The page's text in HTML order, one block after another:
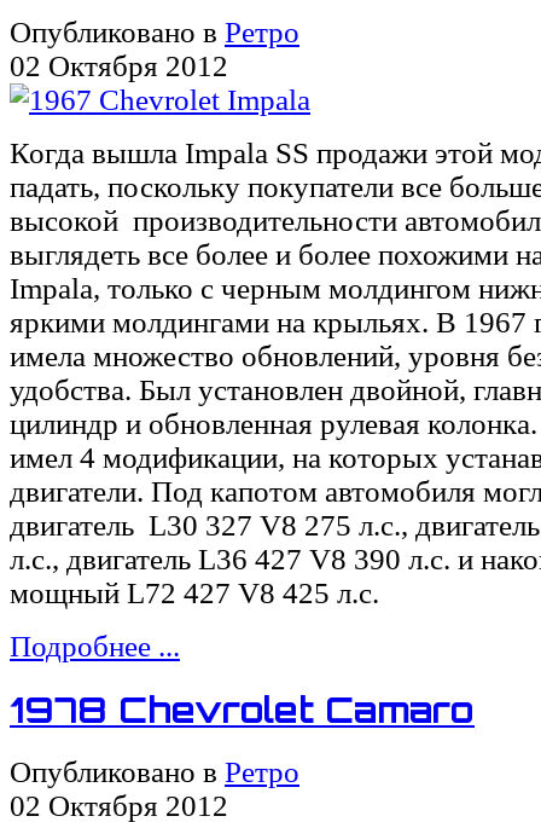
Опубликовано в Ретро
02 Октября 2012
Когда вышла Impala SS продажи этой
падать, поскольку покупатели все
высокой производительности
выглядеть все более и более похожими
Impala, только с черным молдингом
яркими молдингами на крыльях. В 1967
имела множество обновлений, уровня
удобства. Был установлен двойной,
цилиндр и обновленная рулевая
имел 4 модификации, на которых
двигатели. Под капотом автомобиля
двигатель L30 327 V8 275 л.с.,
л.с., двигатель L36 427 V8 390 л.с. и
мощный L72 427 V8 425 л.с.
Подробнее ...
1978 Chevrolet Camaro
Опубликовано в Ретро
02 Октября 2012